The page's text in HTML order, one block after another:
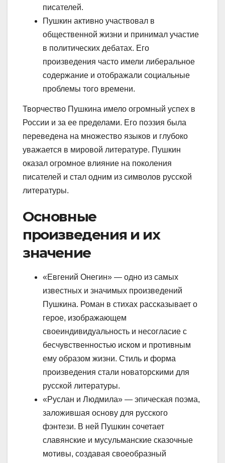
писателей.
Пушкин активно участвовал в
общественной жизни и принимал участие
в политических дебатах. Его
произведения часто имели либеральное
содержание и отображали социальные
проблемы того времени.
Творчество Пушкина имело огромный успех в
России и за ее пределами. Его поэзия была
переведена на множество языков и глубоко
уважается в мировой литературе. Пушкин
оказал огромное влияние на поколения
писателей и стал одним из символов русской
литературы.
Основные
произведения и их
значение
«Евгений Онегин» — одно из самых
известных и значимых произведений
Пушкина. Роман в стихах рассказывает о
герое, изображающем
своеиндивидуальность и несогласие с
бесчувственностью иском и противным
ему образом жизни. Стиль и форма
произведения стали новаторскими для
русской литературы.
«Руслан и Людмила» — эпическая поэма,
заложившая основу для русского
фэнтези. В ней Пушкин сочетает
славянские и мусульманские сказочные
мотивы, создавая своеобразный